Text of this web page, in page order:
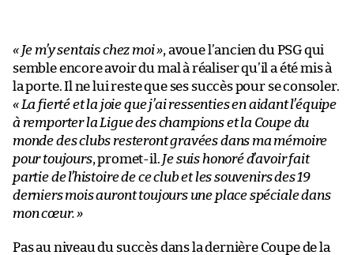
« Je m’y sentais chez moi », avoue l’ancien du PSG qui
semble encore avoir du mal à réaliser qu’il a été mis à
la porte. Il ne lui reste que ses succès pour se consoler.
« La fierté et la joie que j’ai ressenties en aidant l’équipe
à remporter la Ligue des champions et la Coupe du
monde des clubs resteront gravées dans ma mémoire
pour toujours, promet-il. Je suis honoré d’avoir fait
partie de l’histoire de ce club et les souvenirs des 19
derniers mois auront toujours une place spéciale dans
mon cœur. »
Pas au niveau du succès dans la dernière Coupe de la